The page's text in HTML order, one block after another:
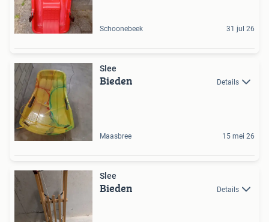
Schoonebeek 31 jul 26
Slee
Bieden Details
Maasbree 15 mei 26
Slee
Bieden Details